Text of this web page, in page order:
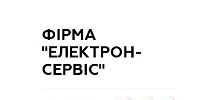
ФІРМА
"ЕЛЕКТРОН-
СЕРВІС"